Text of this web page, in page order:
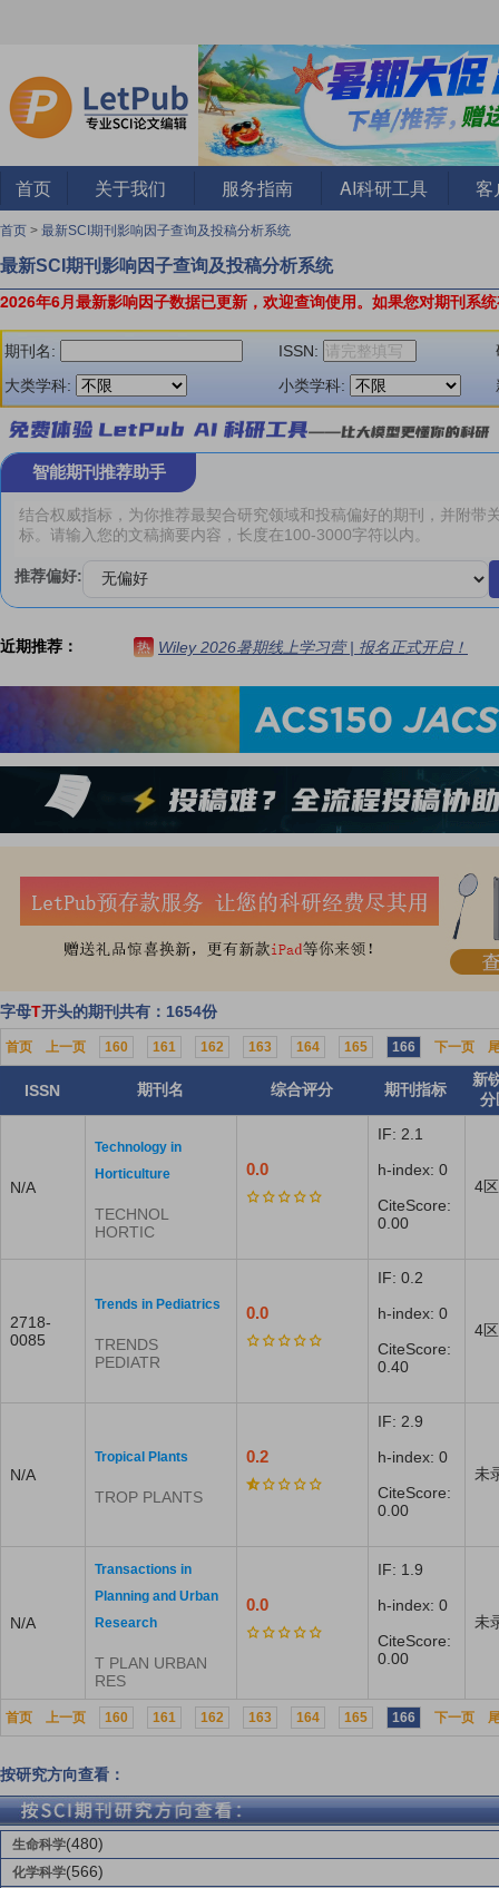
首页 关于我们 服务指南 AI科研工具 客
首页 > 最新SCI期刊影响因子查询及投稿分析系统
最新SCI期刊影响因子查询及投稿分析系统
2026年6月最新影响因子数据已更新，欢迎查询使用。 如果您对期刊系
期刊名: ISSN:
大类学科:
小类学科:
智能期刊推荐助手
推荐偏好:
近期推荐： 热 Wiley 2026暑期线上学习营 | 报名正式开启！
字母T开头的期刊共有：1654份
首页 上一页 160 161 162 163 164 165 166 下一页
ISSN 期刊名 综合评分 期刊指标
新
分
N/A
Technology in
Horticulture
TECHNOL
HORTIC
0.0
IF: 2.1
h-index: 0
CiteScore:
0.00
4区
2718-
0085
Trends in Pediatrics
TRENDS
PEDIATR
0.0
IF: 0.2
h-index: 0
CiteScore:
0.40
4区
N/A
Tropical Plants
TROP PLANTS
0.2
IF: 2.9
h-index: 0
CiteScore:
0.00
未
N/A
Transactions in
Planning and Urban
Research
T PLAN URBAN
RES
0.0
IF: 1.9
h-index: 0
CiteScore:
0.00
未
首页 上一页 160 161 162 163 164 165 166 下一页
按研究方向查看：
生命科学(480)
化学科学(566)